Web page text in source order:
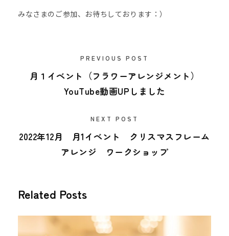
みなさまのご参加、お待ちしております：）
PREVIOUS POST
月１イベント（フラワーアレンジメント）
YouTube動画UPしました
NEXT POST
2022年12月 月1イベント クリスマスフレーム
アレンジ ワークショップ
Related Posts